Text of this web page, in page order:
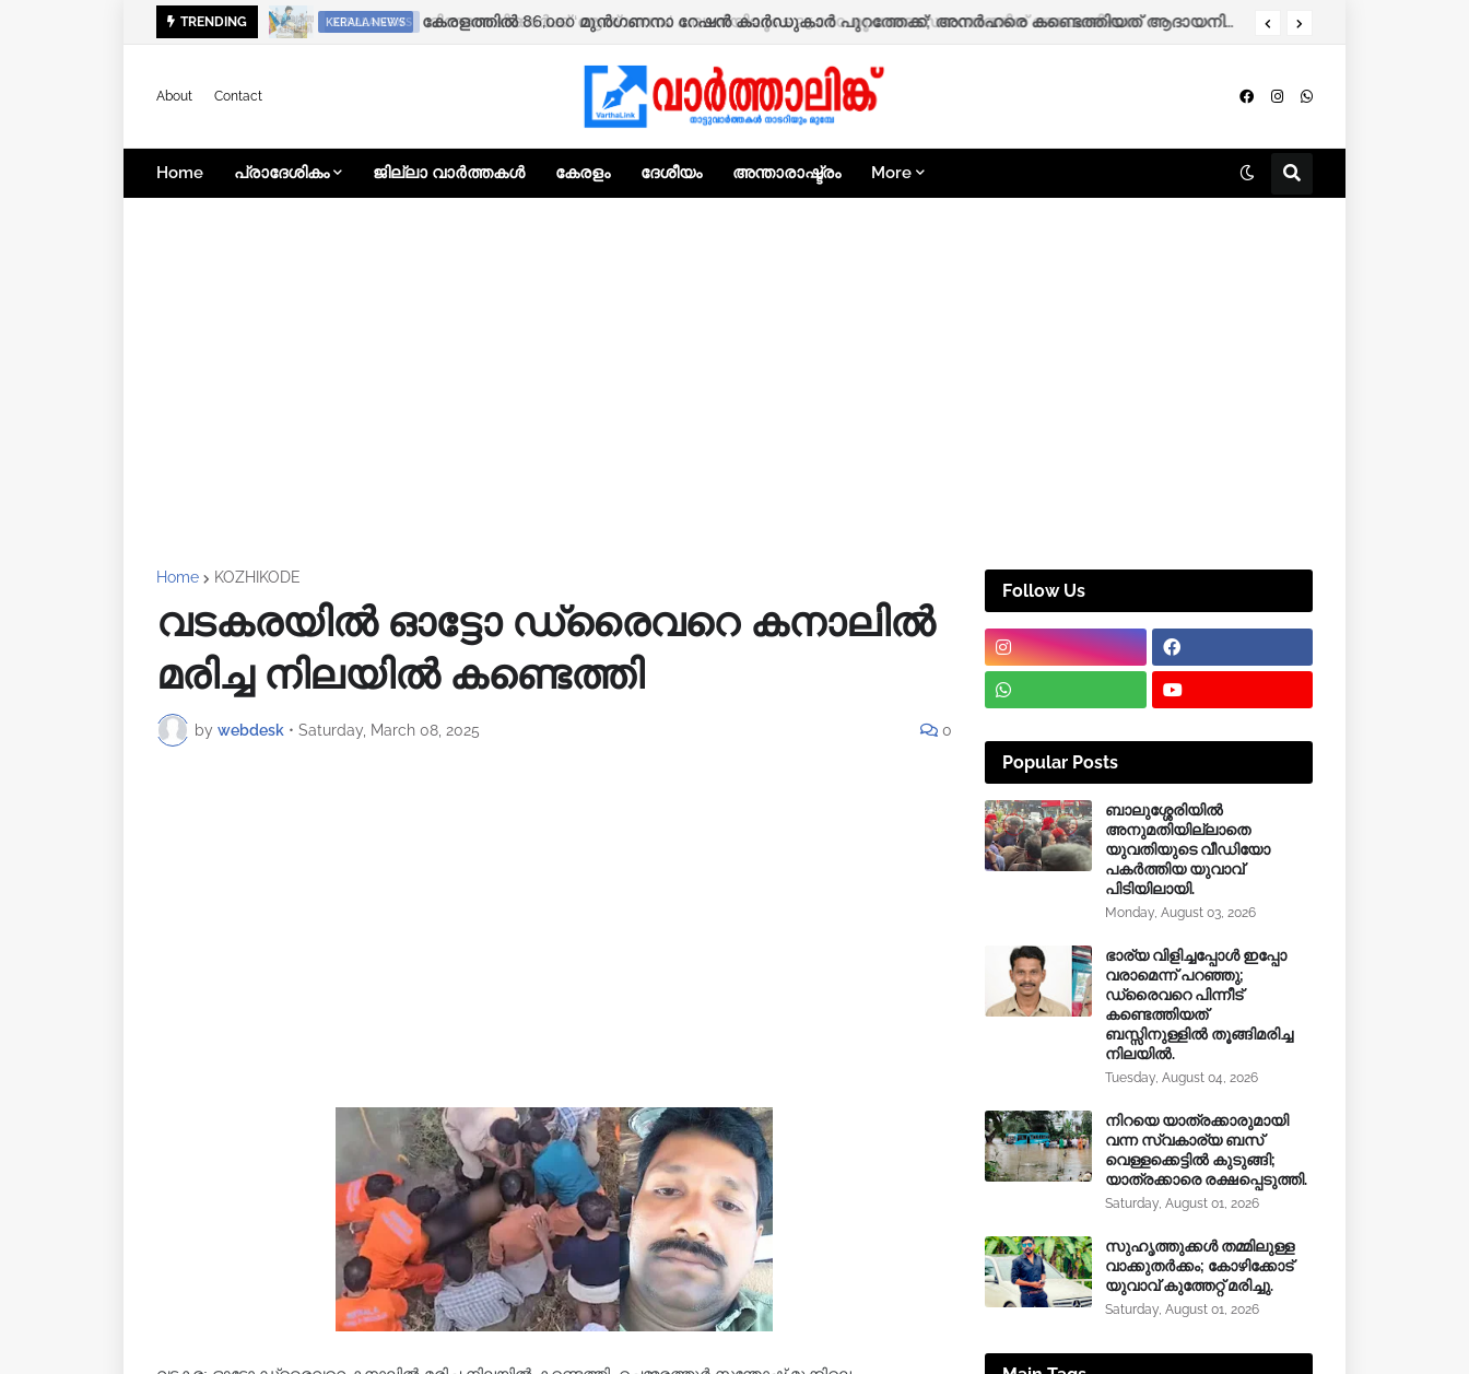
TRENDING KERALA NEWS കേരളത്തിൽ 86,000 മുൻഗണനാ റേഷൻ കാർഡുകാർ പുറത്തേക്ക്; അനർഹരെ കണ്ടെത്തിയത് ആദായനികുതി റിട്ടേൺ പരിശോധിച്ച്.
KERALA NEWS ഭിന്നശേഷിക്കാർക്ക് ‘ആശ്വാസം’ പദ്ധതിയിലൂടെ 25,000 രൂപ ധനസഹായത്തിന് അപേക്ഷിക്കാം.
About Contact
Home പ്രാദേശികം ജില്ലാ വാർത്തകൾ കേരളം ദേശീയം അന്താരാഷ്ട്രം More
Home KOZHIKODE
വടകരയിൽ ഓട്ടോ ഡ്രൈവറെ കനാലിൽ
മരിച്ച നിലയിൽ കണ്ടെത്തി
by webdesk • Saturday, March 08, 2025 0
Follow Us
Popular Posts
ബാലുശ്ശേരിയിൽ
അനുമതിയില്ലാതെ
യുവതിയുടെ വീഡിയോ
പകർത്തിയ യുവാവ്
പിടിയിലായി.
Monday, August 03, 2026
ഭാര്യ വിളിച്ചപ്പോള്‍ ഇപ്പോ
വരാമെന്ന് പറഞ്ഞു;
ഡ്രൈവറെ പിന്നീട്
കണ്ടെത്തിയത്
ബസ്സിനുള്ളില്‍ തൂങ്ങിമരിച്ച
നിലയിൽ.
Tuesday, August 04, 2026
നിറയെ യാത്രക്കാരുമായി
വന്ന സ്വകാര്യ ബസ്
വെള്ളക്കെട്ടിൽ കുടുങ്ങി;
യാത്രക്കാരെ രക്ഷപ്പെടുത്തി.
Saturday, August 01, 2026
സുഹൃത്തുക്കൾ തമ്മിലുള്ള
വാക്കുതർക്കം; കോഴിക്കോട്
യുവാവ് കുത്തേറ്റ് മരിച്ചു.
Saturday, August 01, 2026